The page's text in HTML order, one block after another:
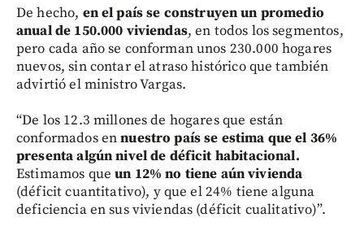
De hecho, en el país se construyen un promedio
anual de 150.000 viviendas, en todos los segmentos,
pero cada año se conforman unos 230.000 hogares
nuevos, sin contar el atraso histórico que también
advirtió el ministro Vargas.
“De los 12.3 millones de hogares que están
conformados ennuestro país se estima que el 36%
presenta algún nivel de déficit habitacional.
Estimamos queun 12% no tiene aún vivienda
(déficit cuantitativo), y que el 24% tiene alguna
deficiencia en sus viviendas (déficit cualitativo)”.